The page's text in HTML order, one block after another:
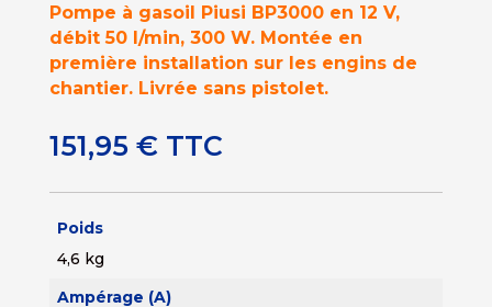
Pompe à gasoil Piusi BP3000 en 12 V,
débit 50 l/min, 300 W. Montée en
première installation sur les engins de
chantier. Livrée sans pistolet.
151,95 € TTC
Poids
4,6 kg
Ampérage (A)